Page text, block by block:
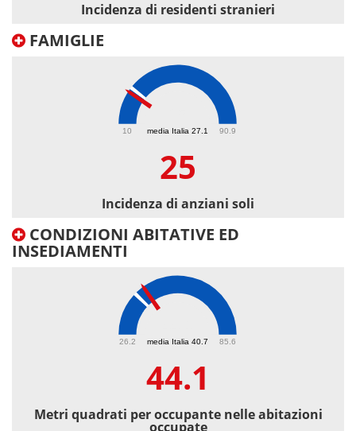
Incidenza di residenti stranieri
FAMIGLIE
media Italia 27.1
10 90.9
25
Incidenza di anziani soli
CONDIZIONI ABITATIVE ED
INSEDIAMENTI
media Italia 40.7
26.2 85.6
44.1
Metri quadrati per occupante nelle abitazioni
occupate